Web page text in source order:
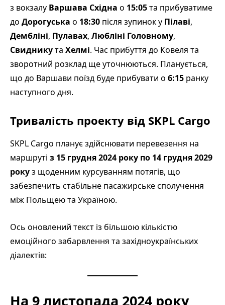
з вокзалу Варшава Східна о 15:05та прибуватиме
до Дорогуська о 18:30 після зупинок у Пілаві,
Дембліні, Пулавах, Любліні Головному,
Свидникута Хелмі. Час прибуття до Ковеля та
зворотний розклад ще уточнюються. Планується,
що до Варшави поїзд буде прибувати о 6:15 ранку
наступного дня.
Тривалість проекту від SKPL Cargo
SKPL Cargo планує здійснювати перевезення на
маршруті з 15 грудня 2024 року по 14 грудня 2029
рокуз щоденним курсуванням потягів, що
забезпечить стабільне пасажирське сполучення
між Польщею та Україною.
Ось оновлений текст із більшою кількістю
емоційного забарвлення та західноукраїнських
діалектів:
На 9 листопада 2024 року